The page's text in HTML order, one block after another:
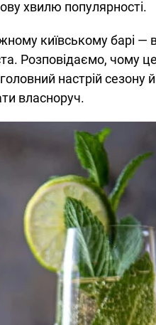
хвилю популярності.
київському барі —
Розповідаємо, чому
настрій сезону
власноруч.